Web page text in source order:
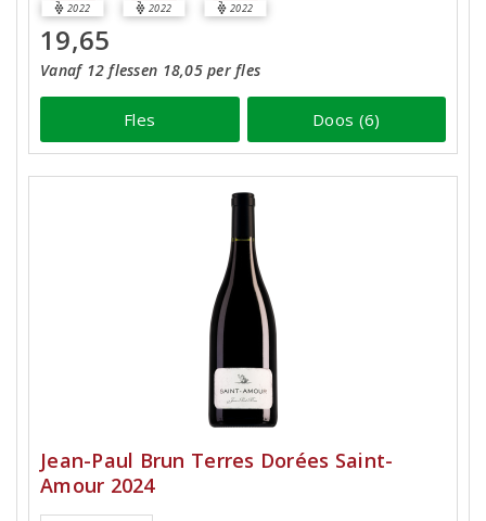
2022 2022 2022
19,65
Vanaf 12 flessen 18,05 per fles
Fles Doos (6)
Jean-Paul Brun Terres Dorées Saint-
Amour 2024